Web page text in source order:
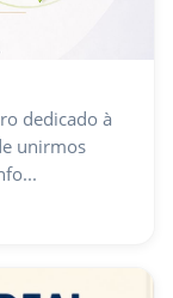
dedicado à
unirmos